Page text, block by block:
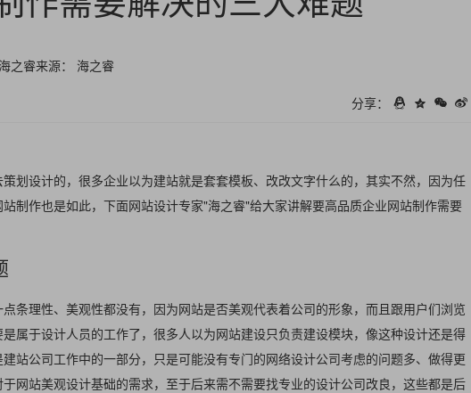
之睿来源： 海之睿
分享：
划设计的，很多企业以为建站就是套套模板、改改文字什么的，其实不然，因为任
制作也是如此，下面网站设计专家"海之睿"给大家讲解要高品质企业网站制作需要
条理性、美观性都没有，因为网站是否美观代表着公司的形象，而且跟用户们浏览
属于设计人员的工作了，很多人以为网站建设只负责建设模块，像这种设计还是得
站公司工作中的一部分，只是可能没有专门的网络设计公司考虑的问题多、做得更
网站美观设计基础的需求，至于后来需不需要找专业的设计公司改良，这些都是后